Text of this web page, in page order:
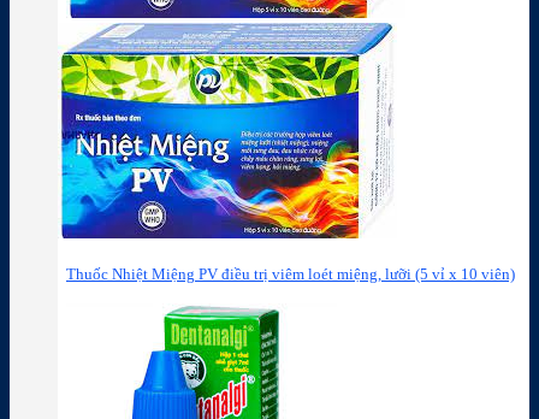
Thuốc Nhiệt Miệng PV điều trị viêm loét miệng, lưỡi (5 vỉ x 10 viên)